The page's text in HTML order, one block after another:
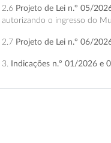
2.6 Projeto de Lei n.º 05/
autorizando o ingresso do
2.7 Projeto de Lei n.º 06/
3. Indicações n.º 01/2026 e